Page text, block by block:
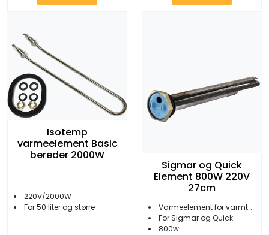
Isotemp
varmeelement Basic
bereder 2000W
220V/2000W
For 50 liter og større
Sigmar og Quick
Element 800W 220V
27cm
Varmeelement for varmtvannsbereder
For Sigmar og Quick
800w